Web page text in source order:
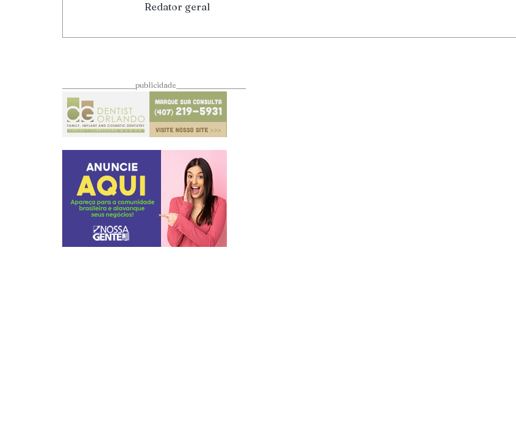
Redator geral
____________________publicidade___________________